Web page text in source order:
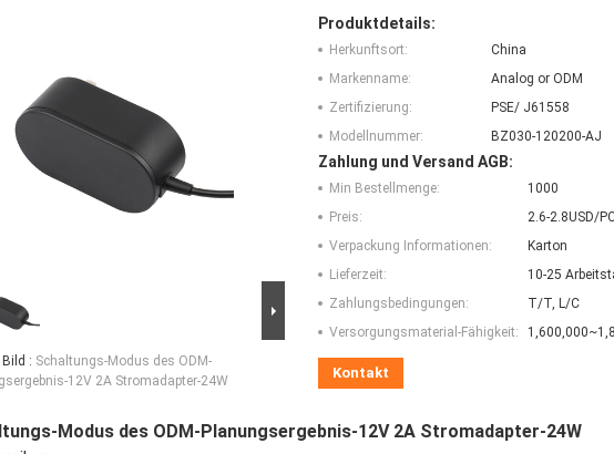
: Schaltungs-Modus des ODM-
12V 2A Stromadapter-24W
Produktdetails:
Herkunftsort:
China
Markenname:
Analog or ODM
Zertifizierung:
PSE/ J61558
Modellnummer:
BZ030-120200-AJ
Zahlung und Versand AGB:
Min Bestellmenge:
1000
Preis:
2.6-2.8USD/
Verpackung Informationen:
Karton
Lieferzeit:
10-25
Zahlungsbedingungen:
T/T, L/C
Versorgungsmaterial-Fähigkeit:
Kontakt
Modus des ODM-Planungsergebnis-12V 2A Stromadapter-24W